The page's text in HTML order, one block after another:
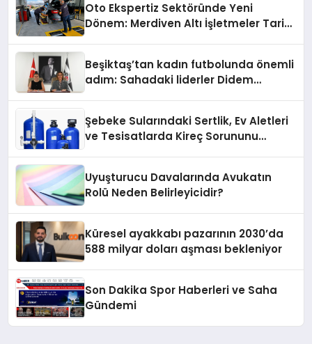
Oto Ekspertiz Sektöründe Yeni
Dönem: Merdiven Altı İşletmeler Tarih
Beşiktaş’tan kadın futbolunda önemli
adım: Sahadaki liderler Didem
Şebeke Sularındaki Sertlik, Ev Aletleri
ve Tesisatlarda Kireç Sorununu
Uyuşturucu Davalarında Avukatın
Rolü Neden Belirleyicidir?
Küresel ayakkabı pazarının 2030’da
588 milyar doları aşması bekleniyor
Son Dakika Spor Haberleri ve Saha
Gündemi